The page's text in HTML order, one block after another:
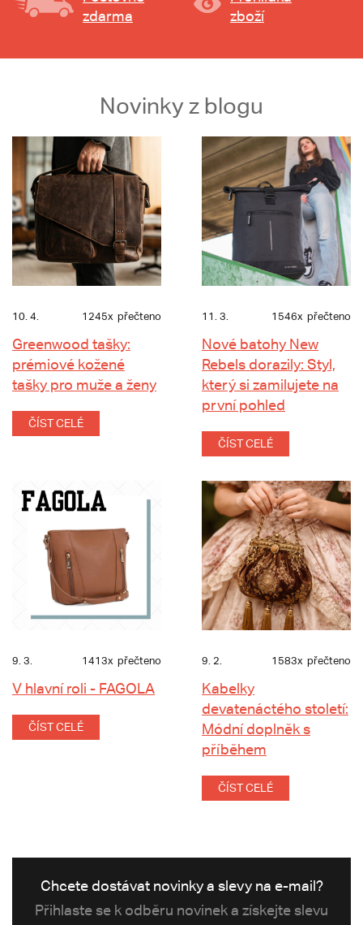
zdarma
zboží
Novinky z blogu
10. 4. 1245x přečteno
Greenwood tašky:
prémiové kožené
tašky pro muže a ženy
ČÍST CELÉ
11. 3. 1546x přečteno
Nové batohy New
Rebels dorazily: Styl,
který si zamilujete na
první pohled
ČÍST CELÉ
9. 3. 1413x přečteno
V hlavní roli - FAGOLA
ČÍST CELÉ
9. 2. 1583x přečteno
Kabelky
devatenáctého století:
Módní doplněk s
příběhem
ČÍST CELÉ
Chcete dostávat novinky a slevy na e-mail?
Přihlaste se k odběru novinek a získejte slevu